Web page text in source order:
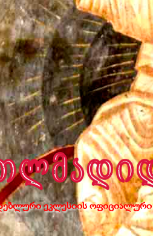
ეკლესიის ოფიციალური